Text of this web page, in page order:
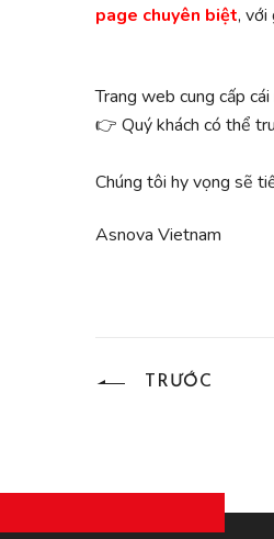
page chuyên biệt, với
Trang web cung cấp
👉 Quý khách có thể
Chúng tôi hy vọng sẽ
Asnova Vietnam
TRƯỚC